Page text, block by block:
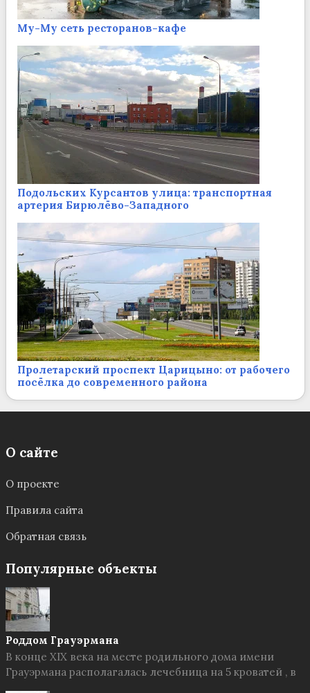
Му-Му сеть ресторанов-кафе
Подольских Курсантов улица: транспортная
артерия Бирюлёво-Западного
Пролетарский проспект Царицыно: от рабочего
посёлка до современного района
О сайте
О проекте
Правила сайта
Обратная связь
Популярные объекты
Роддом Грауэрмана
В конце XIX века на месте родильного дома имени
Грауэрмана располагалась лечебница на 5 кроватей , в